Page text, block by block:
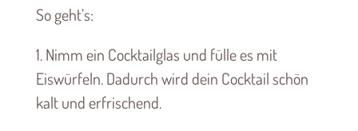
So geht’s:
1. Nimm ein Cocktailglas und fülle es mit
Eiswürfeln. Dadurch wird dein Cocktail schön
kalt und erfrischend.